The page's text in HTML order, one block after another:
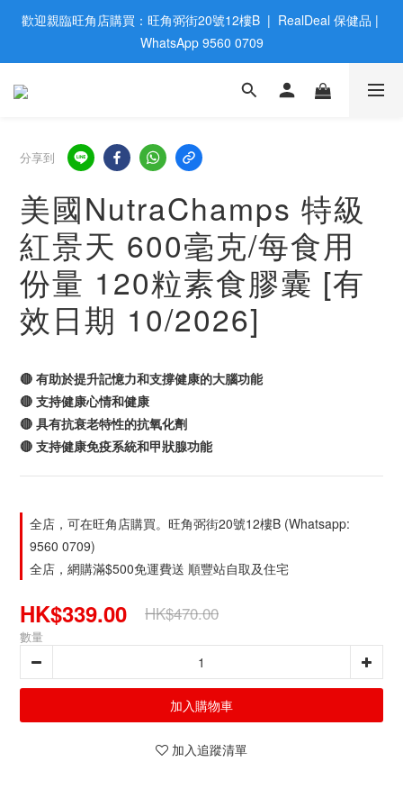
歡迎親臨旺角店購買：旺角弼街20號12樓B  |  RealDeal 保健品 |
WhatsApp 9560 0709
歡迎親臨旺角店購買：旺角弼街20號12樓B  |  RealDeal 保健品 |
WhatsApp 9560 0709
會員大升級 | 於12個月内消費滿$2200，即成爲黃金會員 | 消費滿
網站購買滿$500，免運費送貨 | Free Delivery on HK $500 Online
Order
歡迎親臨旺角店購買：旺角弼街20號12樓B  |  RealDeal 保健品 |
WhatsApp 9560 0709
分享到
美國NutraChamps 特級
紅景天 600毫克/每食用
份量 120粒素食膠囊 [有
效日期 10/2026]
🔴 有助於提升記憶力和支撐健康的大腦功能
🔴 支持健康心情和健康
🔴 具有抗衰老特性的抗氧化劑
🔴 支持健康免疫系統和甲狀腺功能
全店，可在旺角店購買。旺角弼街20號12樓B (Whatsapp:
9560 0709)
全店，網購滿$500免運費送 順豐站自取及住宅
HK$339.00 HK$470.00
數量
加入購物車
加入追蹤清單